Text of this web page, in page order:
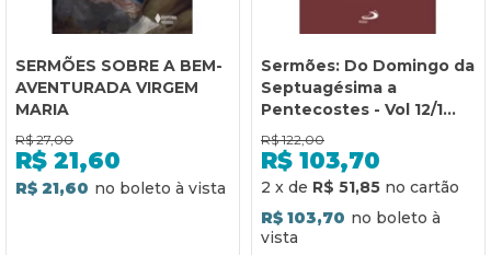
SERMÕES SOBRE A BEM-
AVENTURADA VIRGEM
MARIA
R$ 27,00
R$ 21,60
R$ 21,60
Sermões: Do Domingo da
Septuagésima a
Pentecostes - Vol 12/1
(Luxo)
R$ 122,00
R$ 103,70
2 x de R$ 51,85
R$ 103,70